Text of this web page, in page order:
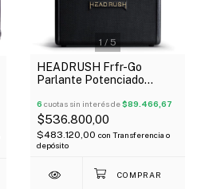
1 / 5
HEADRUSH Frfr-Go
Parlante Potenciado
Bluetooth 30Wts
6 cuotas sin interés de$89.466,67
$536.800,00
$483.120,00 con Transferencia o
depósito